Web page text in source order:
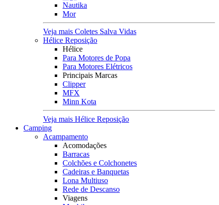
Nautika
Mor
Veja mais Coletes Salva Vidas
Hélice Reposição
Hélice
Para Motores de Popa
Para Motores Elétricos
Principais Marcas
Clipper
MFX
Minn Kota
Veja mais Hélice Reposição
Camping
Acampamento
Acomodações
Barracas
Colchões e Colchonetes
Cadeiras e Banquetas
Lona Multiuso
Rede de Descanso
Viagens